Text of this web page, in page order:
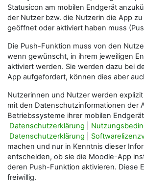
Statusicon am mobilen Endgerät
der Nutzer bzw. die Nutzerin die App
geöffnet oder aktiviert haben muss
Die Push-Funktion muss von den
wenn gewünscht, in ihrem jeweiligen
aktiviert werden. Sie werden dazu bei
App aufgefordert, können dies aber
Nutzerinnen und Nutzer werden
mit den Datenschutzinformationen der
Betriebssysteme ihrer mobilen
Datenschutzerklärung
Datenschutzerklärung
machen und nur in Kenntnis dieser
entscheiden, ob sie die Moodle-App
deren Push-Funktion aktivieren. Diese
freiwillig.